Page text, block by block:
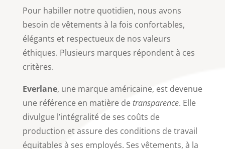
Pour habiller notre quotidien, nous avons
besoin de vêtements à la fois confortables,
élégants et respectueux de nos valeurs
éthiques. Plusieurs marques répondent à ces
critères.
Everlane, une marque américaine, est devenue
une référence en matière de transparence. Elle
divulgue l’intégralité de ses coûts de
production et assure des conditions de travail
équitables à ses employés. Ses vêtements, à la